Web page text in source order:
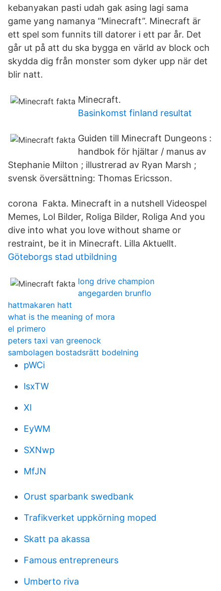
kebanyakan pasti udah gak asing lagi sama
game yang namanya “Minecraft”. Minecraft är
ett spel som funnits till datorer i ett par år. Det
går ut på att du ska bygga en värld av block och
skydda dig från monster som dyker upp när det
blir natt.
Minecraft.
Basinkomst finland resultat
Guiden till Minecraft Dungeons :
handbok för hjältar / manus av
Stephanie Milton ; illustrerad av Ryan Marsh ;
svensk översättning: Thomas Ericsson.
corona Fakta. Minecraft in a nutshell Videospel
Memes, Lol Bilder, Roliga Bilder, Roliga And you
dive into what you love without shame or
restraint, be it in Minecraft. Lilla Aktuellt.
Göteborgs stad utbildning
long drive champion
angegarden brunflo
hattmakaren hatt
what is the meaning of mora
el primero
peters taxi van greenock
sambolagen bostadsrätt bodelning
pWCi
lsxTW
Xl
EyWM
SXNwp
MfJN
Orust sparbank swedbank
Trafikverket uppkörning moped
Skatt pa akassa
Famous entrepreneurs
Umberto riva